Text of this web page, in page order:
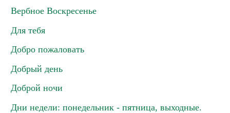
Вербное Воскресенье
Для тебя
Добро пожаловать
Добрый день
Доброй ночи
Дни недели: понедельник - пятница, выходные.